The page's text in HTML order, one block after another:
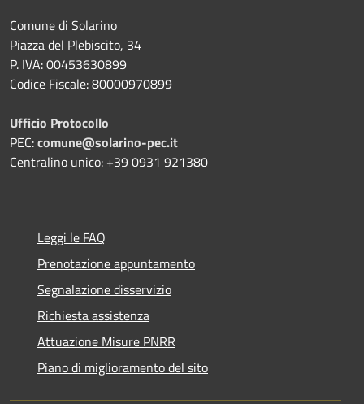
Comune di Solarino
Piazza del Plebiscito, 34
P. IVA: 00453630899
Codice Fiscale: 80000970899
Ufficio Protocollo
PEC:comune@solarino-pec.it
Centralino unico: +39 0931 921380
Leggi le FAQ
Prenotazione appuntamento
Segnalazione disservizio
Richiesta assistenza
Attuazione Misure PNRR
Piano di miglioramento del sito